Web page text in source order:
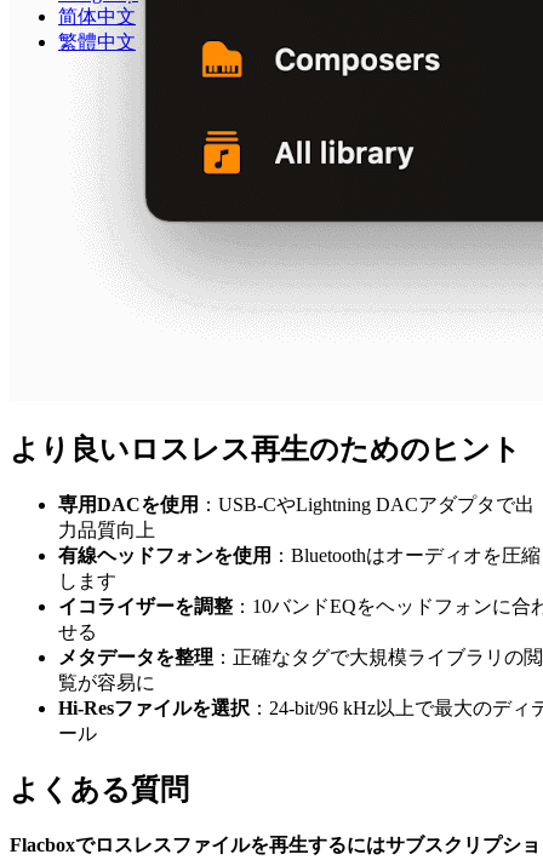
简体中文
繁體中文
より良いロスレス再生のためのヒント
専用DACを使用 ：USB-CやLightning DACアダプタで出
力品質向上
有線ヘッドフォンを使用 ：Bluetoothはオーディオを圧縮
します
イコライザーを調整 ：10バンドEQをヘッドフォンに合
せる
メタデータを整理 ：正確なタグで大規模ライブラリの閲
覧が容易に
Hi-Resファイルを選択 ：24-bit/96 kHz以上で最大のディ
ール
よくある質問
Flacboxでロスレスファイルを再生するにはサブスクリプショ